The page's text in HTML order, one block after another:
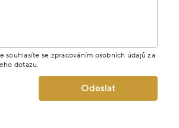
souhlasíte se zpracováním osobních údajů za
dotazu.
Odeslat